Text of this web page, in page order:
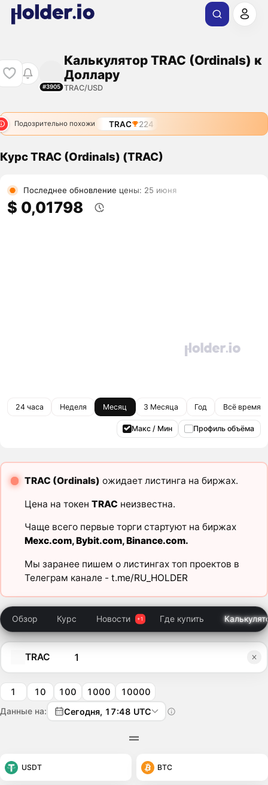
#3905
Калькулятор TRAC (Ordinals) к
Доллару
TRAC/USD
Подозрительно похожи TRAC 224
Курс TRAC (Ordinals) (TRAC)
Последнее обновление цены: 25 июня
$ 0,01798
24 часа Неделя Месяц 3 Месяца Год Всё время
Макс / Мин Профиль объёма
TRAC (Ordinals) ожидает листинга на биржах.
Цена на токен TRAC неизвестна.
Чаще всего первые торги стартуют на биржах
Mexc.com,Bybit.com,Binance.com.
Мы заранее пишем о листингах топ проектов в
Телеграм канале - t.me/RU_HOLDER
Обзор Курс Новости Где купить
TRAC
1 10 100 1000 10000
Данные на: Сегодня, 17:48 UTC
USDT BTC